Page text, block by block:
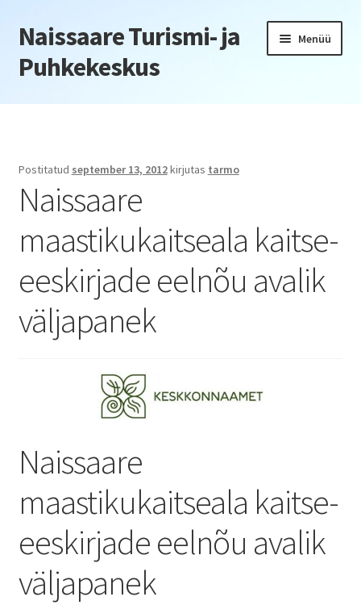
Liigu
navigeerimisele
Liigu
sisu
juurde
Naissaare Turismi- ja
Puhkekeskus
Menüü
Esileht
Jõulupeod
Kliendiüritus
Konverentsid
Õppepäevad
Ürituste korraldamine
Ajaloost
Postitatud september 13, 2012kirjutas tarmo
Naissaare
maastikukaitseala kaitse-
eeskirjade eelnõu avalik
väljapanek
Naissaare
maastikukaitseala kaitse-
eeskirjade eelnõu avalik
väljapanek